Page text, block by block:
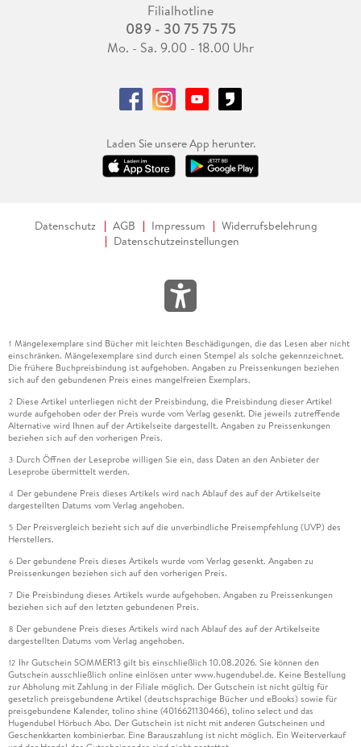
Filialhotline
089 - 30 75 75 75
Mo. - Sa. 9.00 - 18.00 Uhr
Laden Sie unsere App herunter.
Datenschutz AGB Impressum
Widerrufsbelehrung
Datenschutzeinstellungen
1 Mängelexemplare sind Bücher mit leichten Beschädigungen, die das Lesen aber nicht
einschränken. Mängelexemplare sind durch einen Stempel als solche gekennzeichnet.
Die frühere Buchpreisbindung ist aufgehoben. Angaben zu Preissenkungen beziehen
sich auf den gebundenen Preis eines mangelfreien Exemplars.
2 Diese Artikel unterliegen nicht der Preisbindung, die Preisbindung dieser Artikel
wurde aufgehoben oder der Preis wurde vom Verlag gesenkt. Die jeweils zutreffende
Alternative wird Ihnen auf der Artikelseite dargestellt. Angaben zu Preissenkungen
beziehen sich auf den vorherigen Preis.
3 Durch Öffnen der Leseprobe willigen Sie ein, dass Daten an den Anbieter der
Leseprobe übermittelt werden.
4 Der gebundene Preis dieses Artikels wird nach Ablauf des auf der Artikelseite
dargestellten Datums vom Verlag angehoben.
5 Der Preisvergleich bezieht sich auf die unverbindliche Preisempfehlung (UVP) des
Herstellers.
6 Der gebundene Preis dieses Artikels wurde vom Verlag gesenkt. Angaben zu
Preissenkungen beziehen sich auf den vorherigen Preis.
7 Die Preisbindung dieses Artikels wurde aufgehoben. Angaben zu Preissenkungen
beziehen sich auf den letzten gebundenen Preis.
8 Der gebundene Preis dieses Artikels wird nach Ablauf des auf der Artikelseite
dargestellten Datums vom Verlag angehoben.
12 Ihr Gutschein SOMMER13 gilt bis einschließlich 10.08.2026. Sie können den
Gutschein ausschließlich online einlösen unter www.hugendubel.de. Keine Bestellung
zur Abholung mit Zahlung in der Filiale möglich. Der Gutschein ist nicht gültig für
gesetzlich preisgebundene Artikel (deutschsprachige Bücher und eBooks) sowie für
preisgebundene Kalender, tolino shine (4016621130466), tolino select und das
Hugendubel Hörbuch Abo. Der Gutschein ist nicht mit anderen Gutscheinen und
Geschenkkarten kombinierbar. Eine Barauszahlung ist nicht möglich. Ein Weiterverkauf